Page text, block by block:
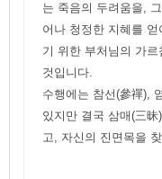
는 죽음의 두려움을,
어나 청정한 지혜를
기 위한 부처님의 가
것입니다.
수행에는 참선(參禪),
있지만 결국 삼매(三
고, 자신의 진면목을